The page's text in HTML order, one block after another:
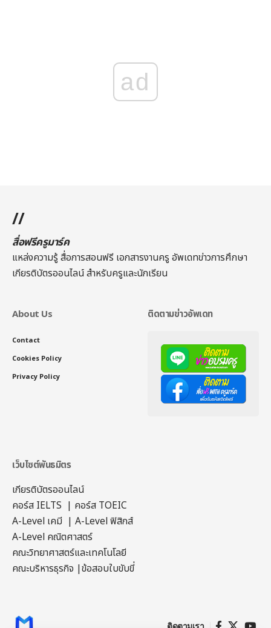
ad
//
สื่อฟรีครูมาร์ค
แหล่งความรู้ สื่อการสอนฟรี เอกสารงานครู อัพเดทข่าวการศึกษา
เกียรติบัตรออนไลน์สำหรับครูและนักเรียน
About Us
Contact
Cookies Policy
Privacy Policy
ติดตามข่าวอัพเดท
เว็บไซต์พันธมิตร
เกียรติบัตรออนไลน์
คอร์ส IELTS | คอร์ส TOEIC
A-Level เคมี | A-Level ฟิสิกส์
A-Level คณิตศาสตร์
คณะวิทยาศาสตร์และเทคโนโลยี
คณะบริหารธุรกิจ |ข้อสอบใบขับขี่